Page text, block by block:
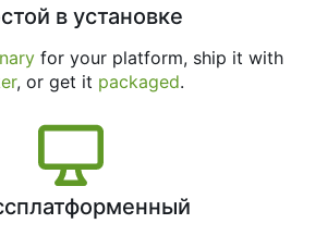
в установке
for your platform, ship it with
, or get it packaged.